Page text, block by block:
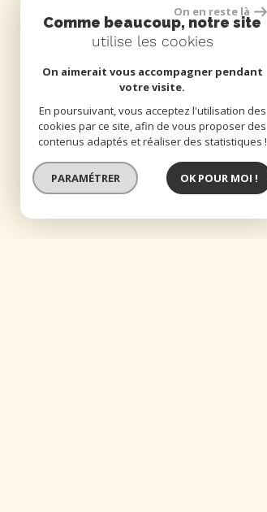
On en reste là
Comme beaucoup, notre site
utilise les cookies
On aimerait vous accompagner pendant
votre visite.
En poursuivant, vous acceptez l'utilisation des
cookies par ce site, afin de vous proposer des
contenus adaptés et réaliser des statistiques !
PARAMÉTRER OK POUR MOI !